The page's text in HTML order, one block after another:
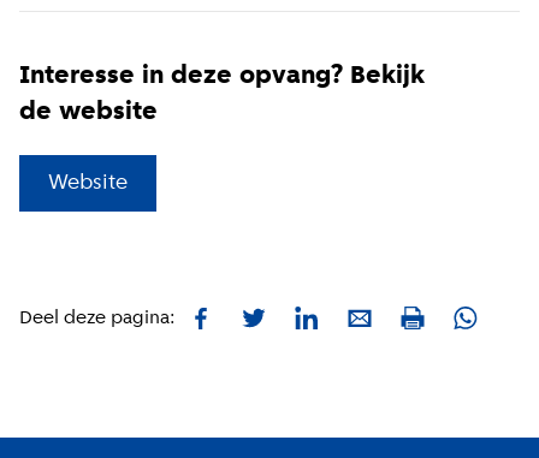
Interesse in deze opvang? Bekijk
de website
Website
Deel deze pagina: FacebookTwitterLinkedInE-mailPrint